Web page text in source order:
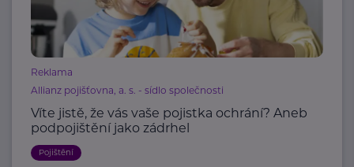
Reklama
Allianz pojišťovna, a. s. - sídlo společnosti
Víte jistě, že vás vaše pojistka ochrání? Aneb
podpojištění jako zádrhel
Pojištění